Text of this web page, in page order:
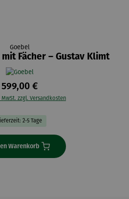
Goebel
Fächer – Gustav Klimt
599,00 €
MwSt. zzgl. Versandkosten
2-5 Tage
Warenkorb